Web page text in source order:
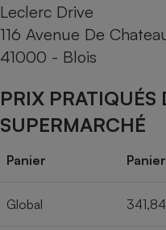
Leclerc Drive
116 Avenue De
41000 - Blois
PRIX PRATIQUÉS
SUPERMARCHÉ
Panier
Global